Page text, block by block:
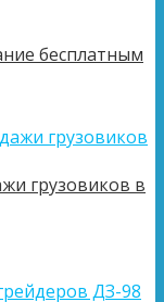
бесплатным
грузовиков в